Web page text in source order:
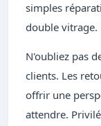
simples
double vitrage.
N'oubliez pas
clients. Les
offrir une
attendre.